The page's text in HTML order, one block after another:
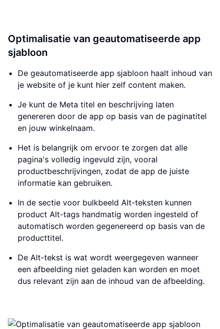
Optimalisatie van geautomatiseerde app
sjabloon
De geautomatiseerde app sjabloon haalt inhoud van
je website of je kunt hier zelf content maken.
Je kunt de Meta titel en beschrijving laten
genereren door de app op basis van de paginatitel
en jouw winkelnaam.
Het is belangrijk om ervoor te zorgen dat alle
pagina's volledig ingevuld zijn, vooral
productbeschrijvingen, zodat de app de juiste
informatie kan gebruiken.
In de sectie voor bulkbeeld Alt-teksten kunnen
product Alt-tags handmatig worden ingesteld of
automatisch worden gegenereerd op basis van de
producttitel.
De Alt-tekst is wat wordt weergegeven wanneer
een afbeelding niet geladen kan worden en moet
dus relevant zijn aan de inhoud van de afbeelding.